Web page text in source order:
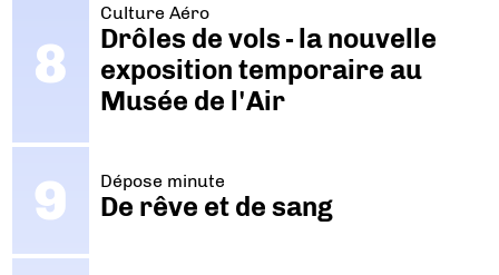
Culture Aéro
Drôles de vols - la nouvelle
exposition temporaire au
Musée de l'Air
Dépose minute
De rêve et de sang